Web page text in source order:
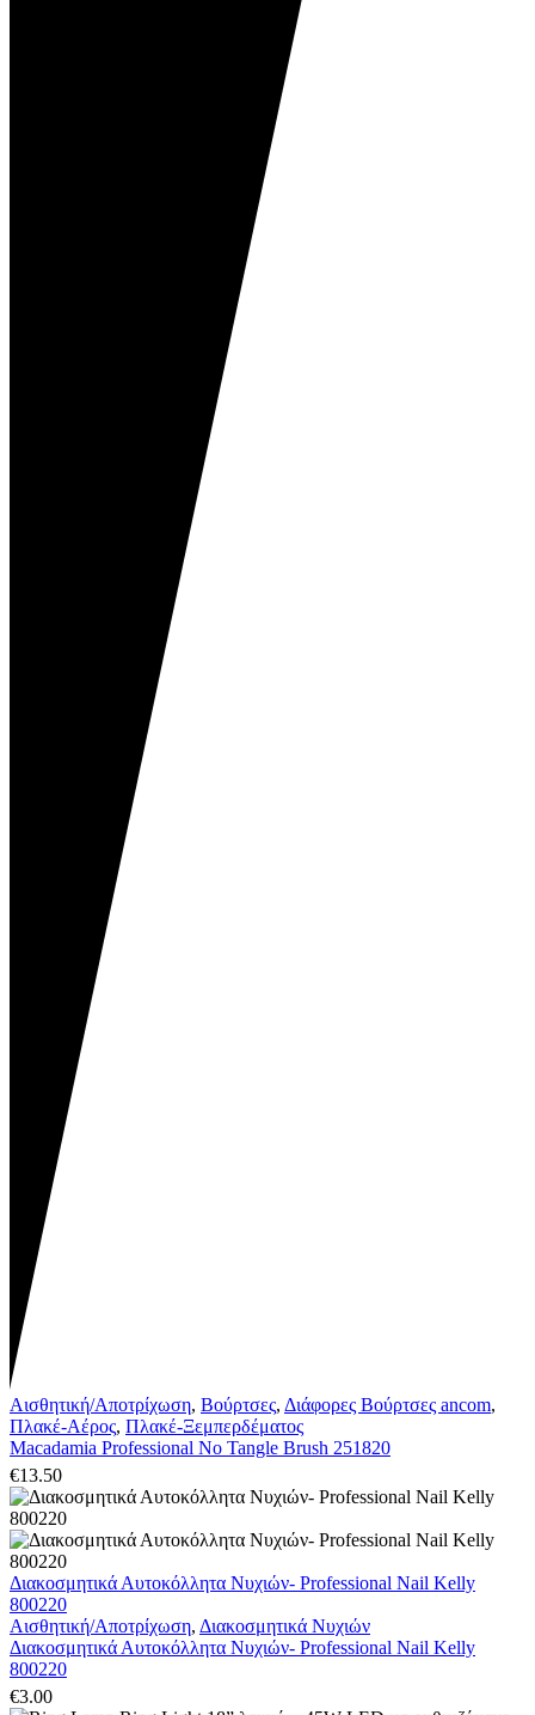
Αισθητική/Αποτρίχωση, Βούρτσες, Διάφορες Βούρτσες ancom,
Πλακέ-Αέρος, Πλακέ-Ξεμπερδέματος
Macadamia Professional No Tangle Brush 251820
€13.50
Διακοσμητικά Αυτοκόλλητα Νυχιών- Professional Nail Kelly
800220
Αισθητική/Αποτρίχωση, Διακοσμητικά Νυχιών
Διακοσμητικά Αυτοκόλλητα Νυχιών- Professional Nail Kelly
800220
€3.00